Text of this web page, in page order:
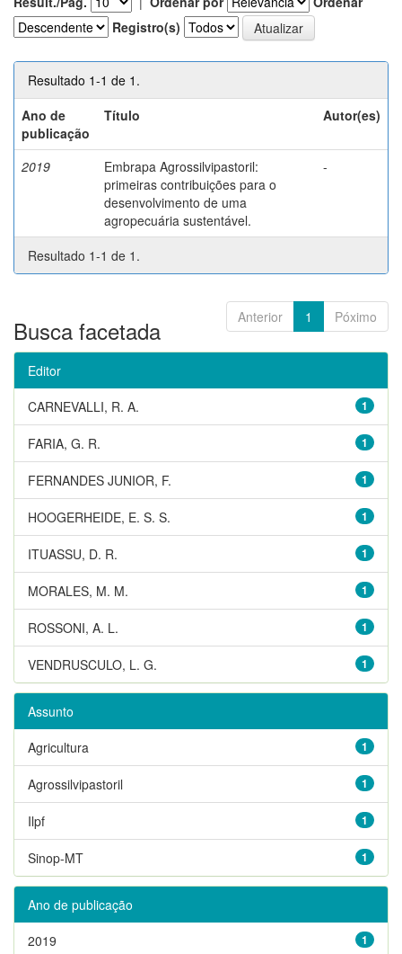
Registro(s)
Resultado 1-1 de 1.
Ano de
publicação
Título Autor(es)
2019
Embrapa Agrossilvipastoril:
primeiras contribuições para o
desenvolvimento de uma
agropecuária sustentável.
-
Resultado 1-1 de 1.
Anterior 1 Póximo
Busca facetada
Editor
1
CARNEVALLI, R. A.
1
FARIA, G. R.
1
FERNANDES JUNIOR, F.
1
HOOGERHEIDE, E. S. S.
1
ITUASSU, D. R.
1
MORALES, M. M.
1
ROSSONI, A. L.
1
VENDRUSCULO, L. G.
Assunto
1
Agricultura
1
Agrossilvipastoril
1
Ilpf
1
Sinop-MT
Ano de publicação
1
2019